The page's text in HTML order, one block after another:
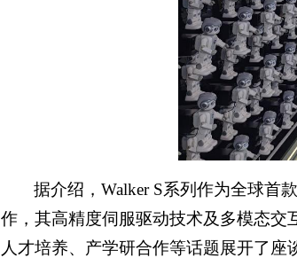
据介绍，Walker S系列作为全球首
作，其高精度伺服驱动技术及多模态交
人才培养、产学研合作等话题展开了